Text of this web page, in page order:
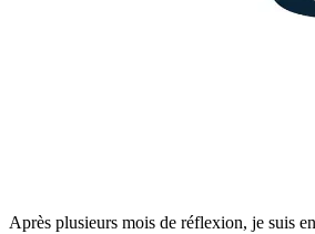
Après plusieurs mois de réflexion, je suis